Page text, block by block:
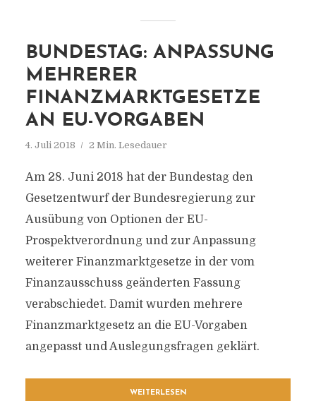
BUNDESTAG: ANPASSUNG
MEHRERER
FINANZMARKTGESETZE
AN EU-VORGABEN
4. Juli 2018 2 Min. Lesedauer
Am 28. Juni 2018 hat der Bundestag den
Gesetzentwurf der Bundesregierung zur
Ausübung von Optionen der EU-
Prospektverordnung und zur Anpassung
weiterer Finanzmarktgesetze in der vom
Finanzausschuss geänderten Fassung
verabschiedet. Damit wurden mehrere
Finanzmarktgesetz an die EU-Vorgaben
angepasst und Auslegungsfragen geklärt.
WEITERLESEN